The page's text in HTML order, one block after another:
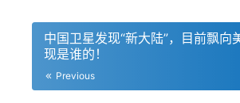
中国卫星发现“新大陆”，目前飘向
现是谁的！
Previous